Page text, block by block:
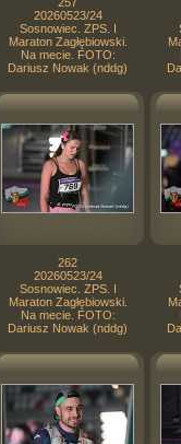
20260523/24
Sosnowiec. ZPS. I
Maraton Zagłębiowski.
Na mecie. FOTO:
Dariusz Nowak (nddg)
262
20260523/24
Sosnowiec. ZPS. I
Maraton Zagłębiowski.
Na mecie. FOTO:
Dariusz Nowak (nddg)